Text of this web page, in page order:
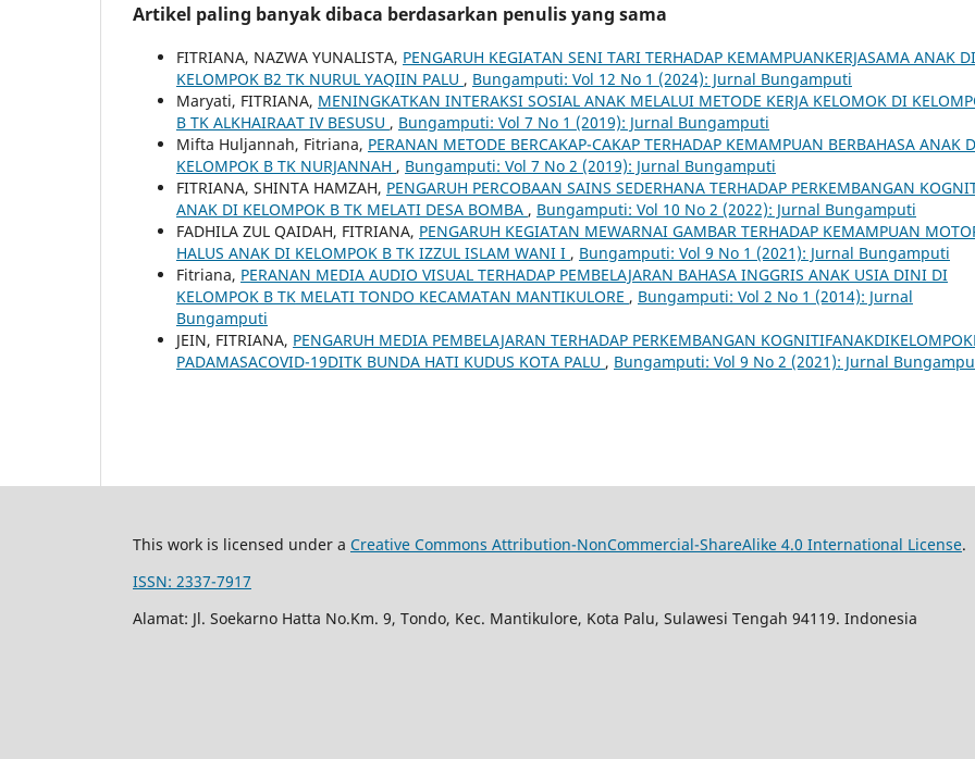
Artikel paling banyak dibaca berdasarkan penulis yang sama
FITRIANA, NAZWA YUNALISTA, PENGARUH KEGIATAN SENI TARI TERHADAP KEMAMPUANKERJASAMA ANAK DI
KELOMPOK B2 TK NURUL YAQIIN PALU , Bungamputi: Vol 12 No 1 (2024): Jurnal Bungamputi
Maryati, FITRIANA, MENINGKATKAN INTERAKSI SOSIAL ANAK MELALUI METODE KERJA KELOMOK DI
B TK ALKHAIRAAT IV BESUSU , Bungamputi: Vol 7 No 1 (2019): Jurnal Bungamputi
Mifta Huljannah, Fitriana, PERANAN METODE BERCAKAP-CAKAP TERHADAP KEMAMPUAN BERBAHASA ANAK
KELOMPOK B TK NURJANNAH , Bungamputi: Vol 7 No 2 (2019): Jurnal Bungamputi
FITRIANA, SHINTA HAMZAH, PENGARUH PERCOBAAN SAINS SEDERHANA TERHADAP PERKEMBANGAN
ANAK DI KELOMPOK B TK MELATI DESA BOMBA , Bungamputi: Vol 10 No 2 (2022): Jurnal Bungamputi
FADHILA ZUL QAIDAH, FITRIANA, PENGARUH KEGIATAN MEWARNAI GAMBAR TERHADAP KEMAMPUAN
HALUS ANAK DI KELOMPOK B TK IZZUL ISLAM WANI I , Bungamputi: Vol 9 No 1 (2021): Jurnal Bungamputi
Fitriana, PERANAN MEDIA AUDIO VISUAL TERHADAP PEMBELAJARAN BAHASA INGGRIS ANAK USIA DINI DI
KELOMPOK B TK MELATI TONDO KECAMATAN MANTIKULORE , Bungamputi: Vol 2 No 1 (2014): Jurnal
Bungamputi
JEIN, FITRIANA, PENGARUH MEDIA PEMBELAJARAN TERHADAP PERKEMBANGAN
PADAMASACOVID-19DITK BUNDA HATI KUDUS KOTA PALU , Bungamputi: Vol 9 No 2 (2021): Jurnal
This work is licensed under a Creative Commons Attribution-NonCommercial-ShareAlike 4.0 International License.
ISSN: 2337-7917
Alamat: Jl. Soekarno Hatta No.Km. 9, Tondo, Kec. Mantikulore, Kota Palu, Sulawesi Tengah 94119. Indonesia